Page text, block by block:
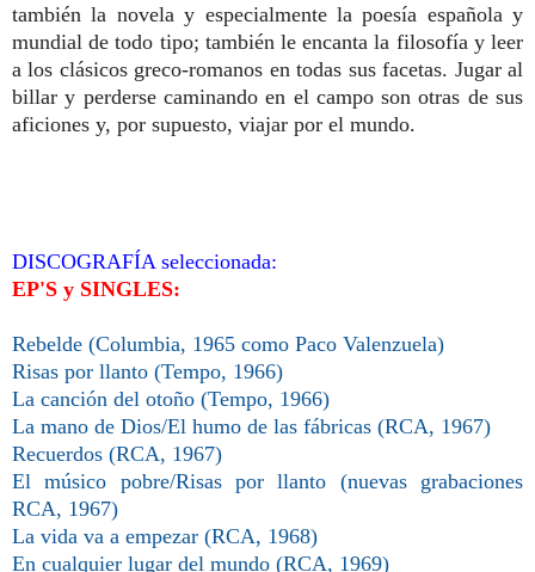
también la novela y especialmente la poesía española y
mundial de todo tipo; también le encanta la filosofía y leer
a los clásicos greco-romanos en todas sus facetas. Jugar al
billar y perderse caminando en el campo son otras de sus
aficiones y, por supuesto, viajar por el mundo.
DISCOGRAFÍA seleccionada:
EP'S y SINGLES:
Rebelde (Columbia, 1965 como Paco Valenzuela)
Risas por llanto (Tempo, 1966)
La canción del otoño (Tempo, 1966)
La mano de Dios/El humo de las fábricas (RCA, 1967)
Recuerdos (RCA, 1967)
El músico pobre/Risas por llanto (nuevas grabaciones
RCA, 1967)
La vida va a empezar (RCA, 1968)
En cualquier lugar del mundo (RCA, 1969)